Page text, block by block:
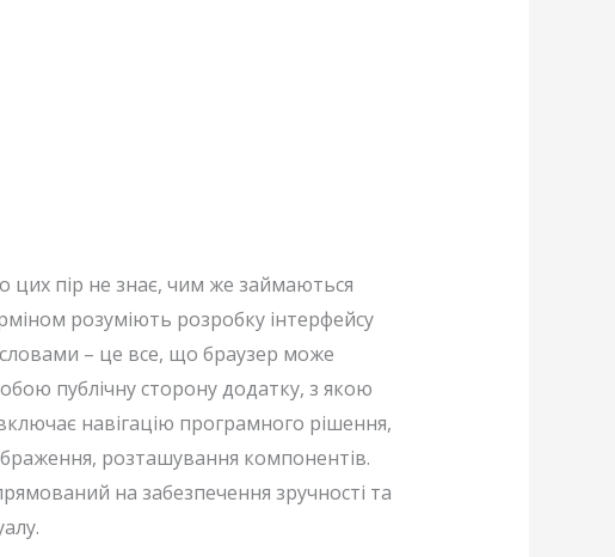
цих пір не знає, чим же займаються
розуміють розробку інтерфейсу
словами – це все, що браузер може
публічну сторону додатку, з якою
навігацію програмного рішення,
розташування компонентів.
на забезпечення зручності та